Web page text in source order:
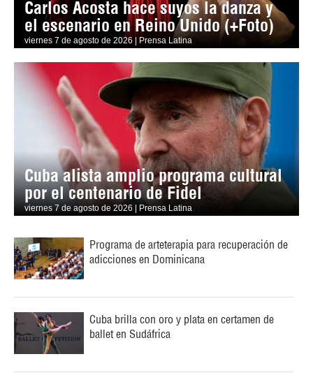
Carlos Acosta hace suyos la danza y
el escenario en Reino Unido (+Foto)
viernes 7 de agosto de 2026 | Prensa Latina
Cuba alista amplio programa cultural
por el centenario de Fidel
viernes 7 de agosto de 2026 | Prensa Latina
Programa de arteterapia para recuperación de
adicciones en Dominicana
Cuba brilla con oro y plata en certamen de
ballet en Sudáfrica